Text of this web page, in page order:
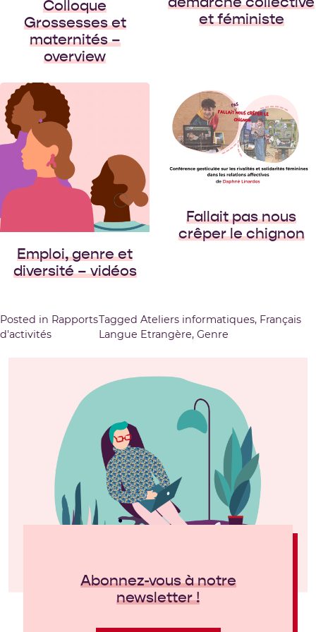
Colloque
Grossesses et
maternités –
overview
et féministe
Emploi, genre et
diversité – vidéos
Une conférence
gesticulée engagée
« Jolene, I’m begging
of you please don’t
take my man…”,
“Laisse-moi kiffer la
vibe avec mon mec,
j’suis pas d’humeur à
ce qu’on nous prenne
Fallait pas nous
crêper le chignon
Posted in Rapports
d'activités
TaggedAteliers informatiques, Français
Langue Etrangère,Genre
Abonnez-vous à notre
newsletter !